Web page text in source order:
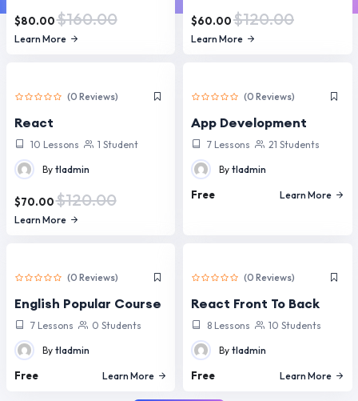
$80.00$160.00
Learn More
$60.00$120.00
Learn More
(0 Reviews)
React
10 Lessons 1 Student
By tladmin
$70.00$120.00
Learn More
(0 Reviews)
App Development
7 Lessons 21 Students
By tladmin
Free Learn More
(0 Reviews)
English Popular Course
7 Lessons 0 Students
By tladmin
Free Learn More
(0 Reviews)
React Front To Back
8 Lessons 10 Students
By tladmin
Free Learn More